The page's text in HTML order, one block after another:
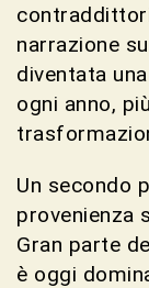
narrazione
diventata
ogni anno,
Un secondo
provenienza
Gran parte
è oggi